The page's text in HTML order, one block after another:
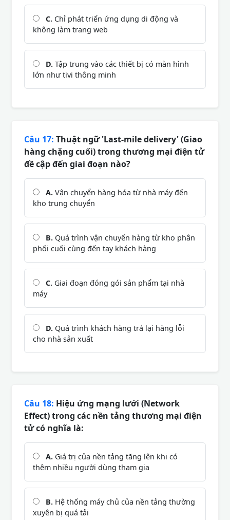
C. Chỉ phát triển ứng dụng di động và
không làm trang web
D. Tập trung vào các thiết bị có màn hình
lớn như tivi thông minh
Câu 17: Thuật ngữ 'Last-mile delivery' (Giao
hàng chặng cuối) trong thương mại điện tử
đề cập đến giai đoạn nào?
A. Vận chuyển hàng hóa từ nhà máy đến
kho trung chuyển
B. Quá trình vận chuyển hàng từ kho phân
phối cuối cùng đến tay khách hàng
C. Giai đoạn đóng gói sản phẩm tại nhà
máy
D. Quá trình khách hàng trả lại hàng lỗi
cho nhà sản xuất
Câu 18: Hiệu ứng mạng lưới (Network
Effect) trong các nền tảng thương mại điện
tử có nghĩa là:
A. Giá trị của nền tảng tăng lên khi có
thêm nhiều người dùng tham gia
B. Hệ thống máy chủ của nền tảng thường
xuyên bị quá tải